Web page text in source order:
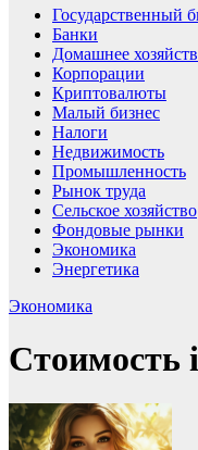
Государственный
Банки
Домашнее
Корпорации
Криптовалюты
Малый бизнес
Налоги
Недвижимость
Промышленность
Рынок труда
Сельское хозяйство
Фондовые рынки
Экономика
Энергетика
Экономика
Стоимость